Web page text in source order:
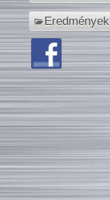
Eredmények